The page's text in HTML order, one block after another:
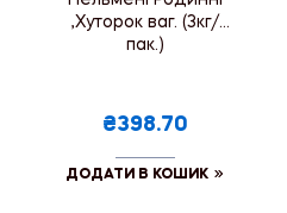
,Хуторок ваг. (3кг/
пак.)
₴398.70
ДОДАТИ В КОШИК